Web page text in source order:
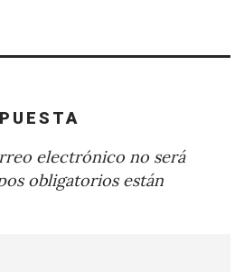
electrónico no será
obligatorios están